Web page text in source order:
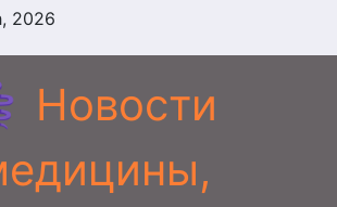
2026
Новости